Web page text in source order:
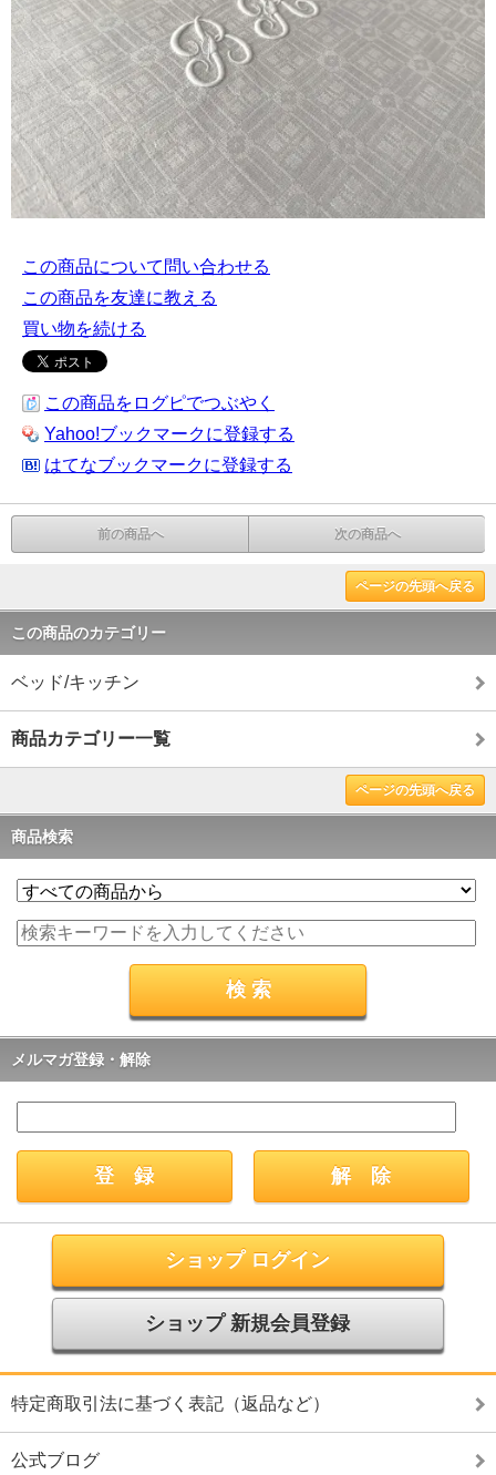
この商品について問い合わせる
この商品を友達に教える
買い物を続ける
この商品をログピでつぶやく
Yahoo!ブックマークに登録する
はてなブックマークに登録する
前の商品へ 次の商品へ
ページの先頭へ戻る
この商品のカテゴリー
ベッド/キッチン
商品カテゴリー一覧
ページの先頭へ戻る
商品検索
メルマガ登録・解除
ショップ ログイン
ショップ 新規会員登録
特定商取引法に基づく表記（返品など）
公式ブログ